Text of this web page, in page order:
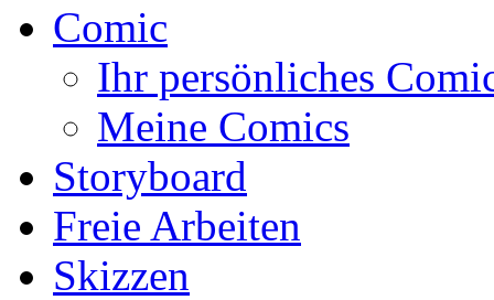
Comic
Ihr persönliches
Meine Comics
Storyboard
Freie Arbeiten
Skizzen